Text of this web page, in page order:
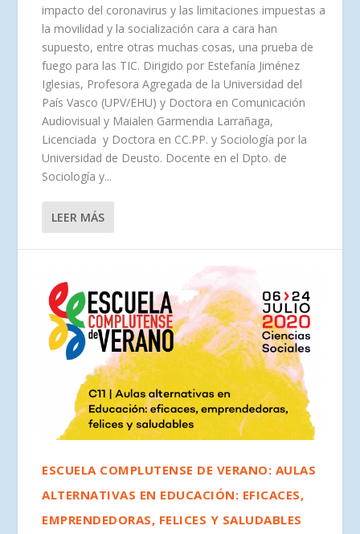
impacto del coronavirus y las limitaciones impuestas a
la movilidad y la socialización cara a cara han
supuesto, entre otras muchas cosas, una prueba de
fuego para las TIC. Dirigido por Estefanía Jiménez
Iglesias, Profesora Agregada de la Universidad del
País Vasco (UPV/EHU) y Doctora en Comunicación
Audiovisual y Maialen Garmendia Larrañaga,
Licenciada y Doctora en CC.PP. y Sociología por la
Universidad de Deusto. Docente en el Dpto. de
Sociología y...
LEER MÁS
ESCUELA COMPLUTENSE DE VERANO: AULAS
ALTERNATIVAS EN EDUCACIÓN: EFICACES,
EMPRENDEDORAS, FELICES Y SALUDABLES